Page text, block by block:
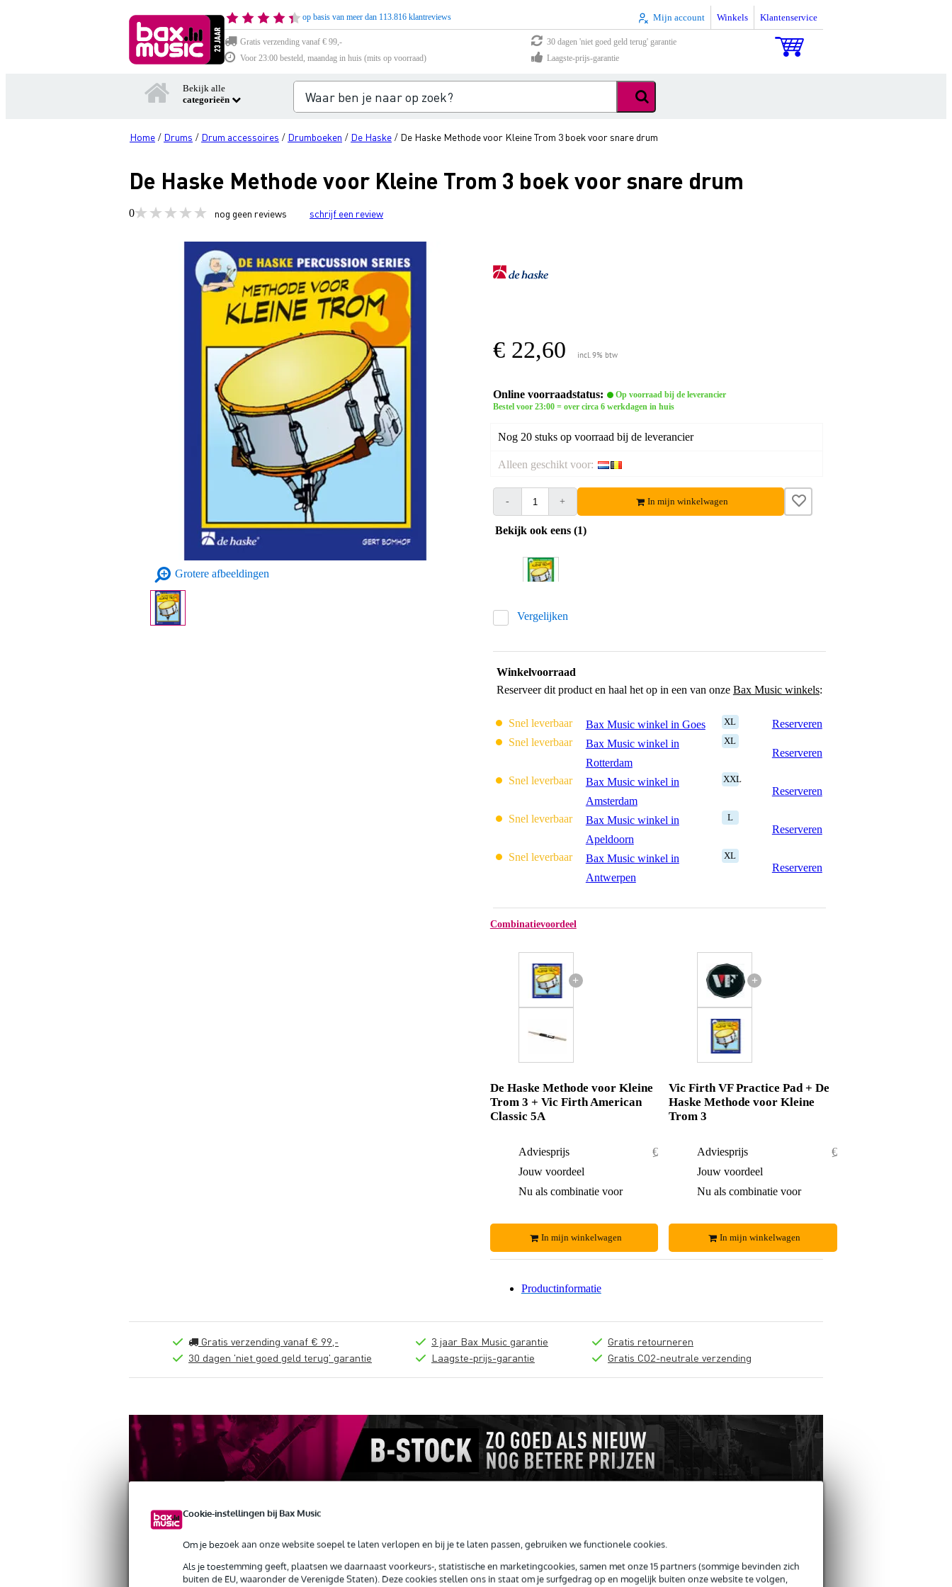
Cookie-instellingen bij Bax Music
Om je bezoek aan onze website soepel te laten verlopen en bij je te laten passen, gebruiken we functionele cookies.
Als je toestemming geeft, plaatsen we daarnaast voorkeurs-, statistische en marketingcookies, samen met onze 15 partners (sommige bevinden zich
buiten de EU, waaronder de Verenigde Staten). Deze cookies stellen ons in staat om je surfgedrag op en mogelijk buiten onze website te volgen,
op basis van meer dan 113.816 klantreviews Mijn account Winkels Klantenservice
Gratis verzending vanaf € 99,-
30 dagen 'niet goed geld terug' garantie
Voor 23:00 besteld, maandag in huis (mits op voorraad)
Laagste-prijs-garantie
Bekijk alle
categorieën
Home / Drums / Drum accessoires / Drumboeken / De Haske / De Haske Methode voor Kleine Trom 3 boek voor snare drum
De Haske Methode voor Kleine Trom 3 boek voor snare drum
0 nog geen reviews schrijf een review
Grotere afbeeldingen
€ 22,60 incl. 9% btw
Online voorraadstatus:
Op voorraad bij de leverancier
Bestel voor 23:00 = over circa 6 werkdagen in huis
Nog 20 stuks op voorraad bij de leverancier
Alleen geschikt voor:
- + In mijn winkelwagen
Bekijk ook eens (1)
Vergelijken
Winkelvoorraad
Reserveer dit product en haal het op in een van onze Bax Music winkels:
Snel leverbaar Bax Music winkel in Goes XL
Reserveren
Snel leverbaar
Bax Music winkel in
Rotterdam
XL
Reserveren
Snel leverbaar
Bax Music winkel in
Amsterdam
XXL
Reserveren
Snel leverbaar
Bax Music winkel in
Apeldoorn
L
Reserveren
Snel leverbaar
Bax Music winkel in
Antwerpen
XL
Reserveren
Combinatievoordeel
+
De Haske Methode voor Kleine
Trom 3 + Vic Firth American
Classic 5A
Adviesprijs
€ 36,50
Jouw voordeel
Nu als combinatie voor
In mijn winkelwagen
+
Vic Firth VF Practice Pad + De
Haske Methode voor Kleine
Trom 3
Adviesprijs
€ 47,30
Jouw voordeel
Nu als combinatie voor
In mijn winkelwagen
Productinformatie
Gratis verzending vanaf € 99,-
30 dagen 'niet goed geld terug' garantie
3 jaar Bax Music garantie
Laagste-prijs-garantie
Gratis retourneren
Gratis CO2-neutrale verzending
ANDEREN KOCHTEN